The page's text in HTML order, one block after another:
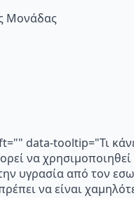
Μονάδας
data-tooltip="Τι
να
υγρασία από τον
να είναι